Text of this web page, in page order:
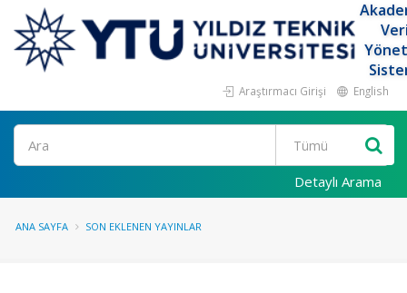
Araştırmacı Girişi English
Ara
Detaylı Arama
ANA SAYFA SON EKLENEN YAYINLAR